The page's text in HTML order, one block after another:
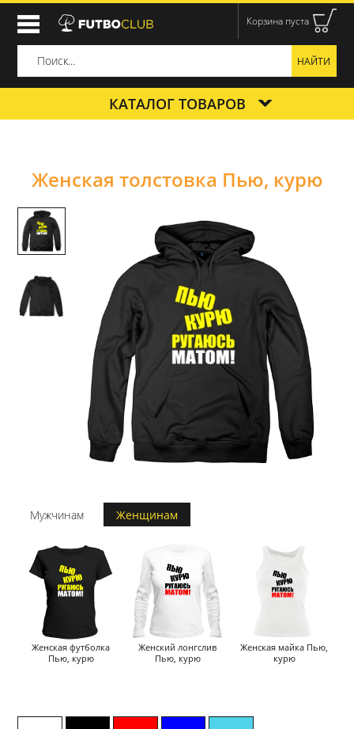
Корзина пуста
КАТАЛОГ ТОВАРОВ
Женская толстовка Пью, курю
Мужчинам Женщинам
Женская футболка
Пью, курю
Женский лонгслив
Пью, курю
Женская майка Пью,
курю